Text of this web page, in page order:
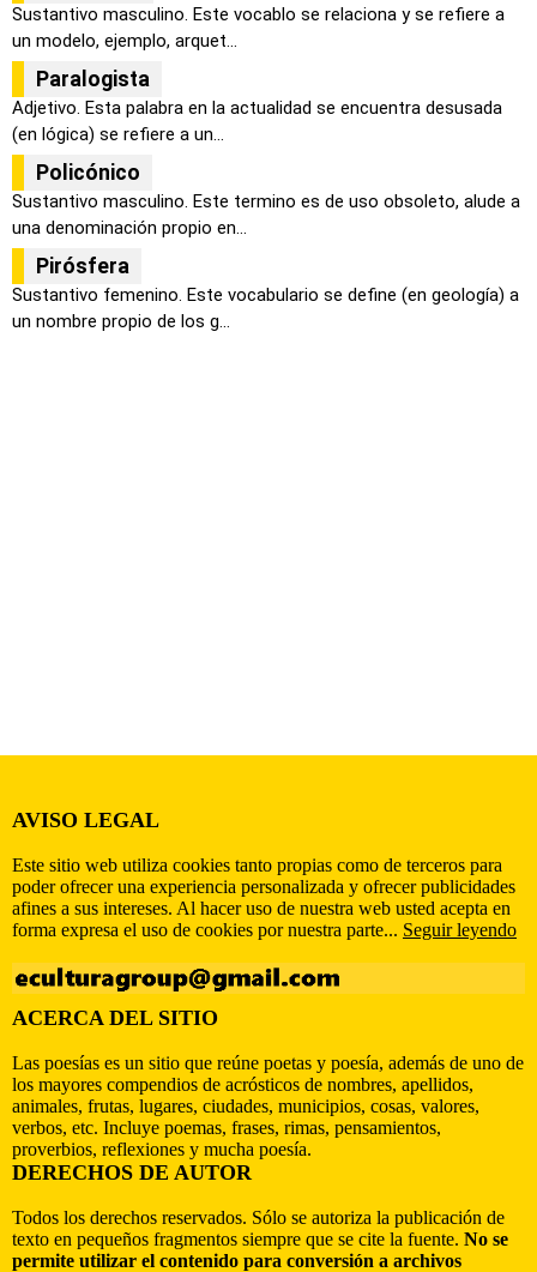
Sustantivo masculino. Este vocablo se relaciona y se refiere a
un modelo, ejemplo, arquet...
Paralogista
Adjetivo. Esta palabra en la actualidad se encuentra desusada
(en lógica) se refiere a un...
Policónico
Sustantivo masculino. Este termino es de uso obsoleto, alude a
una denominación propio en...
Pirósfera
Sustantivo femenino. Este vocabulario se define (en geología) a
un nombre propio de los g...
AVISO LEGAL
Este sitio web utiliza cookies tanto propias como de terceros para
poder ofrecer una experiencia personalizada y ofrecer publicidades
afines a sus intereses. Al hacer uso de nuestra web usted acepta en
forma expresa el uso de cookies por nuestra parte... Seguir leyendo
ACERCA DEL SITIO
Las poesías es un sitio que reúne poetas y poesía, además de uno de
los mayores compendios de acrósticos de nombres, apellidos,
animales, frutas, lugares, ciudades, municipios, cosas, valores,
verbos, etc. Incluye poemas, frases, rimas, pensamientos,
proverbios, reflexiones y mucha poesía.
DERECHOS DE AUTOR
Todos los derechos reservados. Sólo se autoriza la publicación de
texto en pequeños fragmentos siempre que se cite la fuente. No se
permite utilizar el contenido para conversión a archivos